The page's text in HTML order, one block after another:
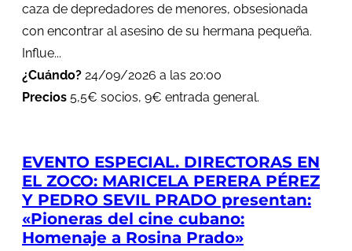
caza de depredadores de menores, obsesionada
con encontrar al asesino de su hermana pequeña.
Influe...
¿Cuándo? 24/09/2026 a las 20:00
Precios 5,5€ socios, 9€ entrada general.
EVENTO ESPECIAL. DIRECTORAS EN
EL ZOCO: MARICELA PERERA PÉREZ
Y PEDRO SEVIL PRADO presentan:
«Pioneras del cine cubano:
Homenaje a Rosina Prado»